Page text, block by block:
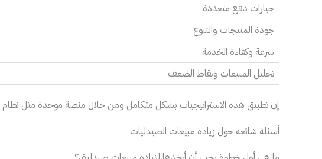
خيارات دفع متعددة
جودة المنتجات والتنوع
سرعة وكفاءة الخدمة
تحليل المبيعات ونقاط الضعف
إن تطبيق هذه الاستراتيجيات بشكل متكامل ومن خلال منصة موحدة مثل نظام
أسئلة شائعة حول زيادة مبيعات الصيدليات